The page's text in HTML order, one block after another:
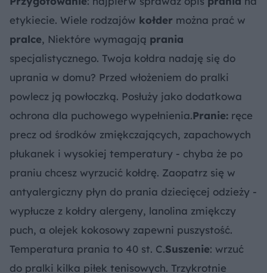
etykiecie. Wiele rodzajów kołder można prać w
pralce, Niektóre wymagają prania
specjalistycznego. Twoja kołdra nadaję się do
uprania w domu? Przed włożeniem do pralki
powlecz ją powłoczką. Posłuży jako dodatkowa
ochrona dla puchowego wypełnienia.Pranie: ręce
precz od środków zmiękczających, zapachowych
płukanek i wysokiej temperatury - chyba że po
praniu chcesz wyrzucić kołdrę. Zaopatrz się w
antyalergiczny płyn do prania dziecięcej odzieży -
wypłucze z kołdry alergeny, lanolina zmiękczy
puch, a olejek kokosowy zapewni puszystość.
Temperatura prania to 40 st. C.Suszenie: wrzuć
do pralki kilka piłek tenisowych. Trzykrotnie